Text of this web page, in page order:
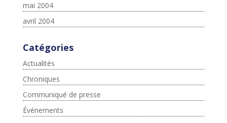
mai 2004
avril 2004
Catégories
Actualités
Chroniques
Communiqué de presse
Événements